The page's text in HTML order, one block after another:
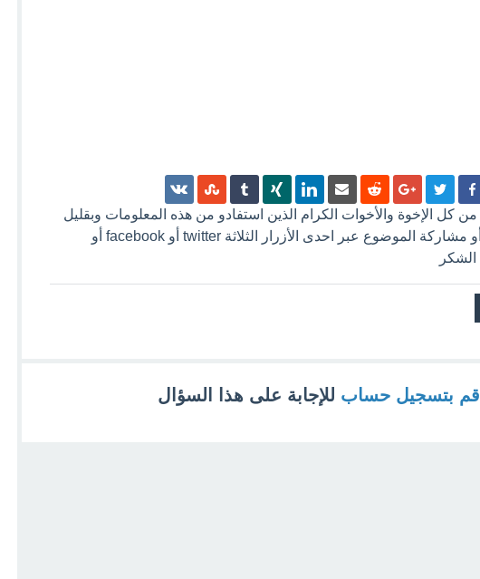
من كل الإخوة والأخوات الكرام الذين استفادو من هذه المعلومات وبقليل
من الجهد ترك تعليق أو مشاركة الموضوع عبر احدى الأزرار الثلاثة twitter أو facebook أو
قم بتسجيل حساب للإجابة على هذا السؤال